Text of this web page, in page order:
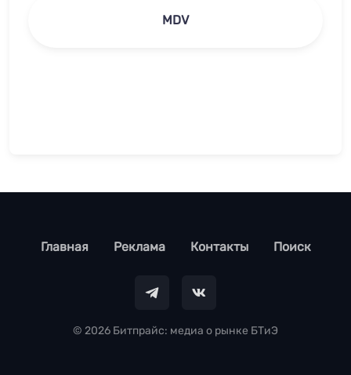
MDV
footer
Главная Реклама Контакты Поиск
© 2026 Битпрайс: медиа о рынке БТиЭ